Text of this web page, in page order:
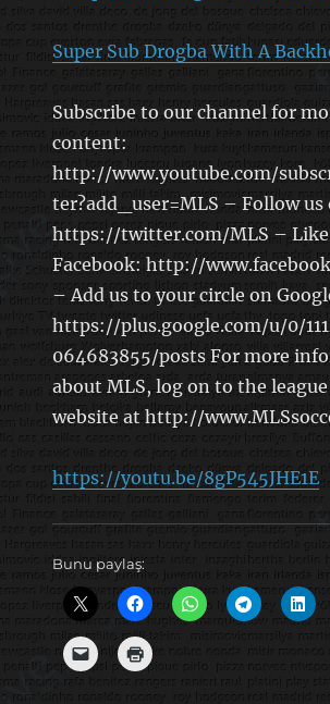
Super Sub Drogba With A
Subscribe to our channel for
content:
http://www.youtube.com/
ter?add_user=MLS – Follow
https://twitter.com/MLS – Like
Facebook: http://
– Add us to your circle on
https://plus.google.com/u/0/
064683855/posts For more
about MLS, log on to the
website at http://
https://youtu.be/8gP545JHE1E
Bunu paylaş: